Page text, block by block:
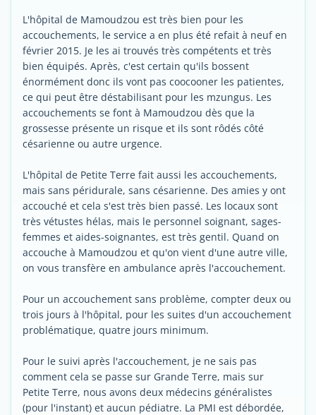
L'hôpital de Mamoudzou est très bien pour les
accouchements, le service a en plus été refait à neuf en
février 2015. Je les ai trouvés très compétents et très
bien équipés. Après, c'est certain qu'ils bossent
énormément donc ils vont pas coocooner les patientes,
ce qui peut être déstabilisant pour les mzungus. Les
accouchements se font à Mamoudzou dès que la
grossesse présente un risque et ils sont rôdés côté
césarienne ou autre urgence.
L'hôpital de Petite Terre fait aussi les accouchements,
mais sans péridurale, sans césarienne. Des amies y ont
accouché et cela s'est très bien passé. Les locaux sont
très vétustes hélas, mais le personnel soignant, sages-
femmes et aides-soignantes, est très gentil. Quand on
accouche à Mamoudzou et qu'on vient d'une autre ville,
on vous transfère en ambulance après l'accouchement.
Pour un accouchement sans problème, compter deux ou
trois jours à l'hôpital, pour les suites d'un accouchement
problématique, quatre jours minimum.
Pour le suivi après l'accouchement, je ne sais pas
comment cela se passe sur Grande Terre, mais sur
Petite Terre, nous avons deux médecins généralistes
(pour l'instant) et aucun pédiatre. La PMI est débordée,